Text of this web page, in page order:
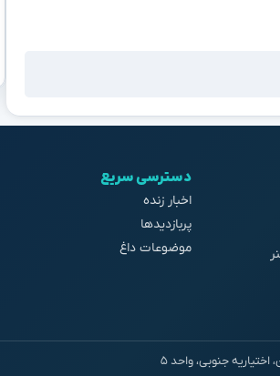
دسترسی سریع
اخبار زنده
پربازدیدها
موضوعات داغ